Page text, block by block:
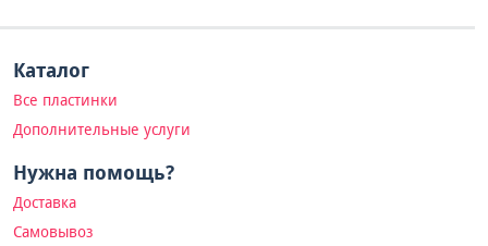
Каталог
Все пластинки
Дополнительные услуги
Нужна помощь?
Доставка
Самовывоз